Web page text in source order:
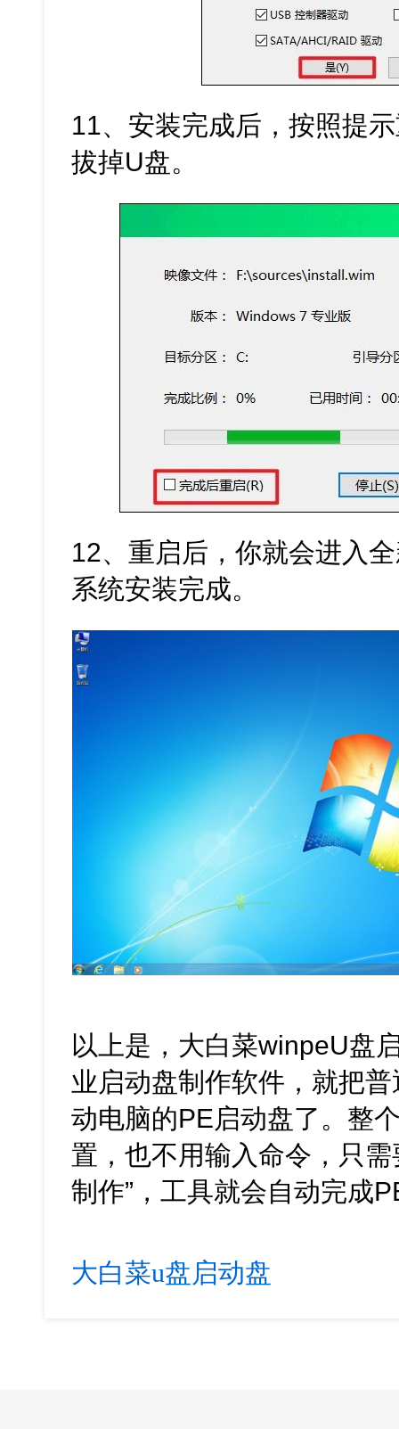
11、安装完成后，按照提
拔掉U盘。
12、重启后，你就会进入
系统安装完成。
以上是，大白菜winpeU盘
业启动盘制作软件，就把
动电脑的PE启动盘了。整
置，也不用输入命令，只
制作”，工具就会自动完成
大白菜u盘启动盘